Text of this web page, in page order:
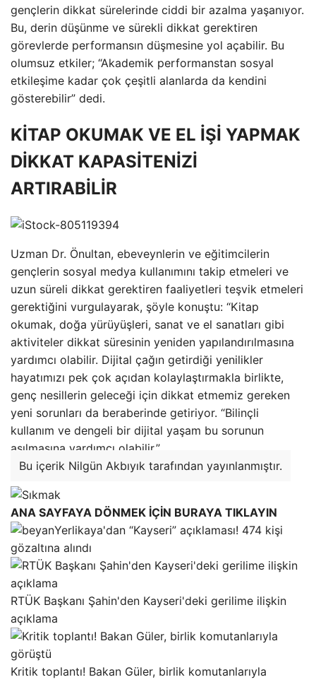
gençlerin dikkat sürelerinde ciddi bir azalma yaşanıyor.
Bu, derin düşünme ve sürekli dikkat gerektiren
görevlerde performansın düşmesine yol açabilir. Bu
olumsuz etkiler; “Akademik performanstan sosyal
etkileşime kadar çok çeşitli alanlarda da kendini
gösterebilir” dedi.
KİTAP OKUMAK VE EL İŞİ YAPMAK
DİKKAT KAPASİTENİZİ
ARTIRABİLİR
Uzman Dr. Önultan, ebeveynlerin ve eğitimcilerin
gençlerin sosyal medya kullanımını takip etmeleri ve
uzun süreli dikkat gerektiren faaliyetleri teşvik etmeleri
gerektiğini vurgulayarak, şöyle konuştu: “Kitap
okumak, doğa yürüyüşleri, sanat ve el sanatları gibi
aktiviteler dikkat süresinin yeniden yapılandırılmasına
yardımcı olabilir. Dijital çağın getirdiği yenilikler
hayatımızı pek çok açıdan kolaylaştırmakla birlikte,
genç nesillerin geleceği için dikkat etmemiz gereken
yeni sorunları da beraberinde getiriyor. “Bilinçli
kullanım ve dengeli bir dijital yaşam bu sorunun
aşılmasına yardımcı olabilir.”
Bu içerik Nilgün Akbıyık tarafından yayınlanmıştır.
ANA SAYFAYA DÖNMEK İÇİN BURAYA TIKLAYIN
Yerlikaya'dan “Kayseri” açıklaması! 474 kişi
gözaltına alındı
RTÜK Başkanı Şahin'den Kayseri'deki gerilime ilişkin
açıklama
Kritik toplantı! Bakan Güler, birlik komutanlarıyla